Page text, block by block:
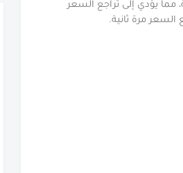
مما يؤدي إلى تراجع السعر
مرة ثانية.